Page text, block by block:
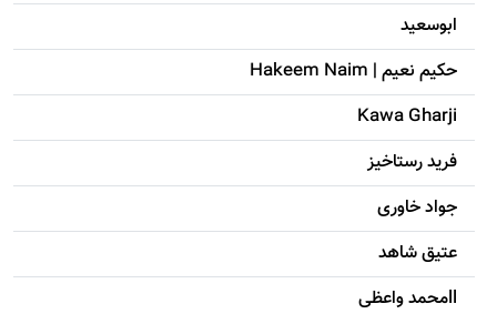
ابوسعيد
حکيم نعيم | Hakeem Naim
Kawa Gharji
فرید رستاخیز
جواد خاوری
عتیق شاهد
llمحمد واعظی